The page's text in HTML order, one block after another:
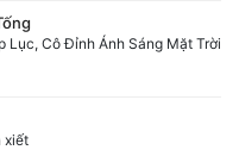
Lục, Cô Đỉnh Ánh Sáng Mặt Trời
xiết